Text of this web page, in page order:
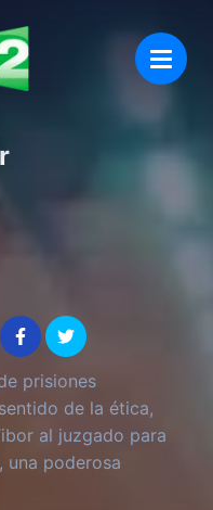
prisiones
de la ética,
al juzgado para
una poderosa